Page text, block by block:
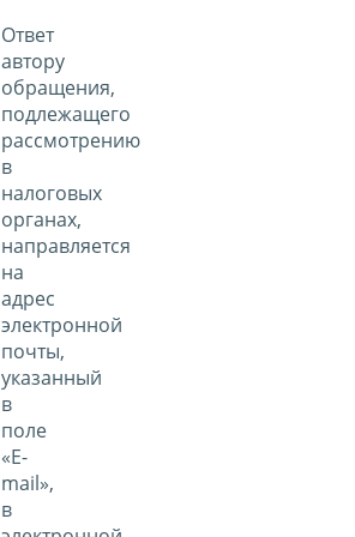
Ответ
автору
обращения,
подлежащего
рассмотрению
в
налоговых
органах,
направляется
на
адрес
электронной
почты,
указанный
в
поле
«E-
mail»,
в